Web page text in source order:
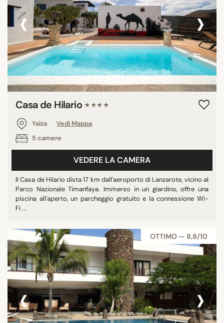
‹ ›
Casa de Hilario ★★★★
Yaiza
Vedi Mappa
5 camere
VEDERE LA CAMERA
Il Casa de Hilario dista 17 km dall'aeroporto di Lanzarote, vicino al
Parco Nazionale Timanfaya. Immerso in un giardino, offre una
piscina all'aperto, un parcheggio gratuito e la connessione Wi-
Fi ...
OTTIMO — 8,8/10
‹ ›